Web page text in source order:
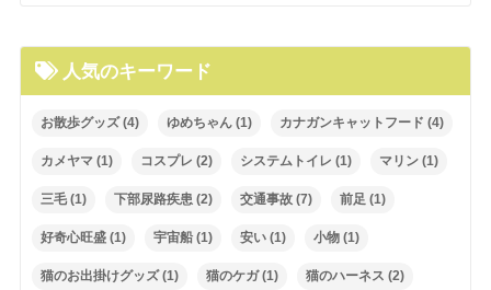
人気のキーワード
お散歩グッズ(4) ゆめちゃん(1) カナガンキャットフード (4)
カメヤマ(1) コスプレ (2) システムトイレ (1) マリン(1)
三毛(1) 下部尿路疾患 (2) 交通事故(7) 前足 (1)
好奇心旺盛(1) 宇宙船(1) 安い(1) 小物(1)
猫のお出掛けグッズ(1) 猫のケガ(1) 猫のハーネス (2)